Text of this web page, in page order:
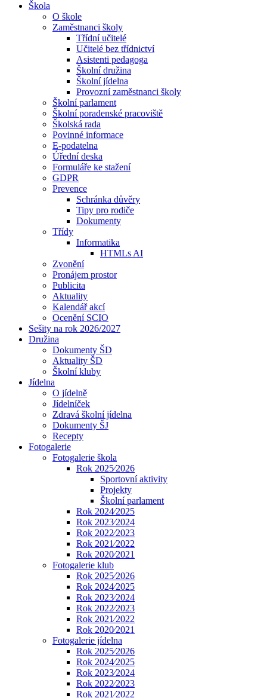
Škola
O škole
Zaměstnanci školy
Třídní učitelé
Učitelé bez třídnictví
Asistenti pedagoga
Školní družina
Školní jídelna
Provozní zaměstnanci školy
Školní parlament
Školní poradenské pracoviště
Školská rada
Povinné informace
E-podatelna
Úřední deska
Formuláře ke stažení
GDPR
Prevence
Schránka důvěry
Tipy pro rodiče
Dokumenty
Třídy
Informatika
HTMLs AI
Zvonění
Pronájem prostor
Publicita
Aktuality
Kalendář akcí
Ocenění SCIO
Sešity na rok 2026/2027
Družina
Dokumenty ŠD
Aktuality ŠD
Školní kluby
Jídelna
O jídelně
Jídelníček
Zdravá školní jídelna
Dokumenty ŠJ
Recepty
Fotogalerie
Fotogalerie škola
Rok 2025⁄2026
Sportovní aktivity
Projekty
Školní parlament
Rok 2024⁄2025
Rok 2023⁄2024
Rok 2022⁄2023
Rok 2021⁄2022
Rok 2020⁄2021
Fotogalerie klub
Rok 2025⁄2026
Rok 2024⁄2025
Rok 2023⁄2024
Rok 2022⁄2023
Rok 2021⁄2022
Rok 2020⁄2021
Fotogalerie jídelna
Rok 2025⁄2026
Rok 2024⁄2025
Rok 2023⁄2024
Rok 2022⁄2023
Rok 2021⁄2022